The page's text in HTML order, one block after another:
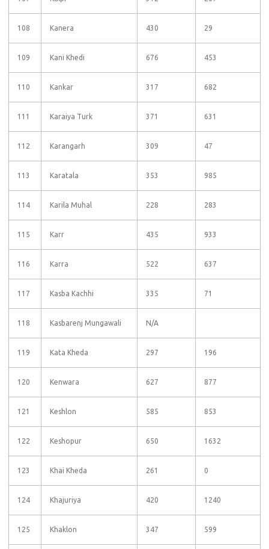
108 Kanera 430 29
109 Kani Khedi 676 453
110 Kankar 317 682
111 Karaiya Turk 371 631
112 Karangarh 309 47
113 Karatala 353 985
114 Karila Muhal 228 283
115 Karr 435 933
116 Karra 522 637
117 Kasba Kachhi 335 71
118 Kasbarenj Mungawali N/A
119 Kata Kheda 297 196
120 Kenwara 627 877
121 Keshlon 585 853
122 Keshopur 650 1632
123 Khai Kheda 261 0
124 Khajuriya 420 1240
125 Khaklon 347 599